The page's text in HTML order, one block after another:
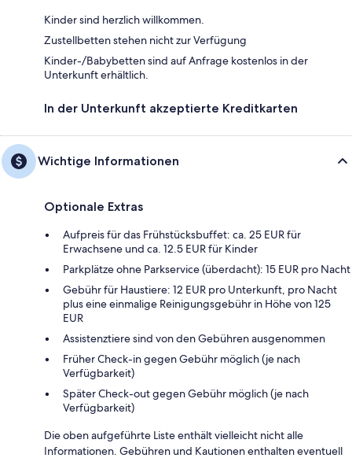
Kinder sind herzlich willkommen.
Zustellbetten stehen nicht zur Verfügung
Kinder-/Babybetten sind auf Anfrage kostenlos in der
Unterkunft erhältlich.
In der Unterkunft akzeptierte Kreditkarten
Wichtige Informationen
Optionale Extras
Aufpreis für das Frühstücksbuffet: ca. 25 EUR für
Erwachsene und ca. 12.5 EUR für Kinder
Parkplätze ohne Parkservice (überdacht): 15 EUR pro Nacht
Gebühr für Haustiere: 12 EUR pro Unterkunft, pro Nacht
plus eine einmalige Reinigungsgebühr in Höhe von 125
EUR
Assistenztiere sind von den Gebühren ausgenommen
Früher Check-in gegen Gebühr möglich (je nach
Verfügbarkeit)
Später Check-out gegen Gebühr möglich (je nach
Verfügbarkeit)
Die oben aufgeführte Liste enthält vielleicht nicht alle
Informationen. Gebühren und Kautionen enthalten eventuell